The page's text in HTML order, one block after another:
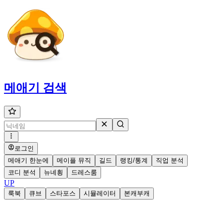
메애기 검색
로그인
메애기 한눈에
메이플 뮤직 길드 랭킹/통계
직업 분석
코디 분석
뉴녜힁 드레스룸
UP
룩북 큐브 스타포스 시뮬레이터 본캐부캐